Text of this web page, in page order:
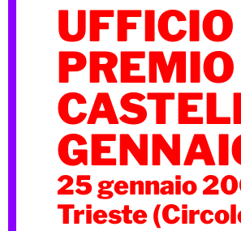
25 gennaio
Trieste